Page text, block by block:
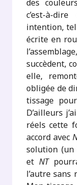
des
c’est-à-
intention,
écrite en
succèdent,
elle,
obligée de
tissage
D’ailleurs
réels cette
accord avec
solution (un
etNT
l’autre sans